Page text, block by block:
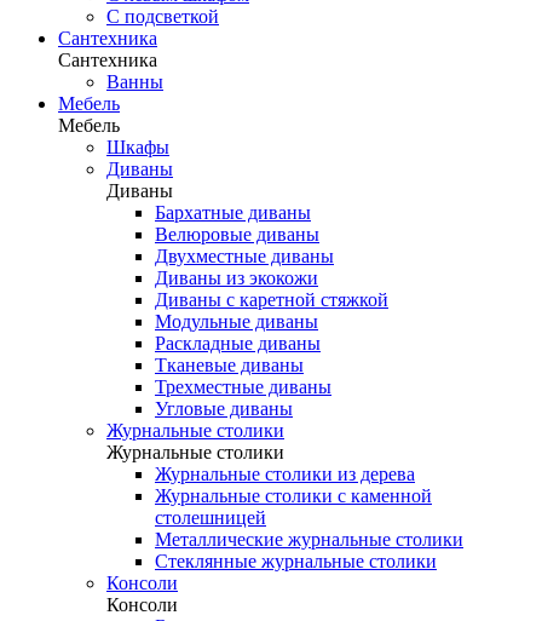
С подсветкой
Сантехника
Сантехника
Ванны
Мебель
Мебель
Шкафы
Диваны
Диваны
Бархатные диваны
Велюровые диваны
Двухместные диваны
Диваны из экокожи
Диваны с каретной стяжкой
Модульные диваны
Раскладные диваны
Тканевые диваны
Трехместные диваны
Угловые диваны
Журнальные столики
Журнальные столики
Журнальные столики из дерева
Журнальные столики с каменной
столешницей
Металлические журнальные столики
Стеклянные журнальные столики
Консоли
Консоли